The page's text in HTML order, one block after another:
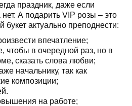
праздник, даже если
А подарить VIP розы – это
букет актуально преподнести:
впечатление;
чтобы в очередной раз, но в
сказать слова любви;
начальнику, так как
композиции;
на работе;